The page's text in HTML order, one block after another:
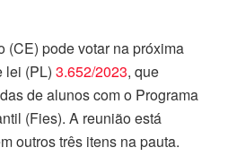
(CE) pode votar na próxima
lei (PL) 3.652/2023, que
de alunos com o Programa
(Fies). A reunião está
outros três itens na pauta.